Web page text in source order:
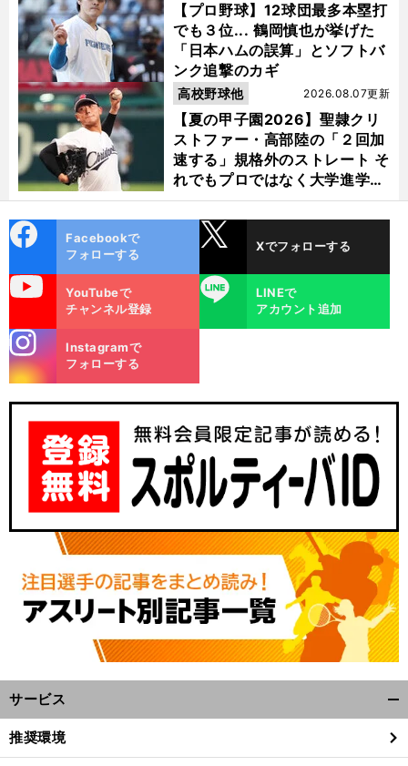
【プロ野球】12球団最多本塁打
でも３位... 鶴岡慎也が挙げた
「日本ハムの誤算」とソフトバ
ンク追撃のカギ
【夏の甲子園2026】聖隷クリ
ストファー・高部陸の「２回加
速する」規格外のストレート そ
れでもプロではなく大学進学を
選ぶ理由
2026.08.07更新
高校野球他
ok
Facebookで
フォローする
Xでフォローする
YouTubeで
チャンネル登録
LINE
LINEで
アカウント追加
m
Instagramで
フォローする
サービス
閉
推奨環境